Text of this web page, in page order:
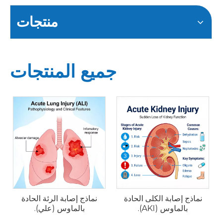
منتجات
جميع المنتجات
نماذج إصابة الكلى الحادة
بالماوس (AKI).
نماذج إصابة الرئة الحادة
بالماوس (علي).